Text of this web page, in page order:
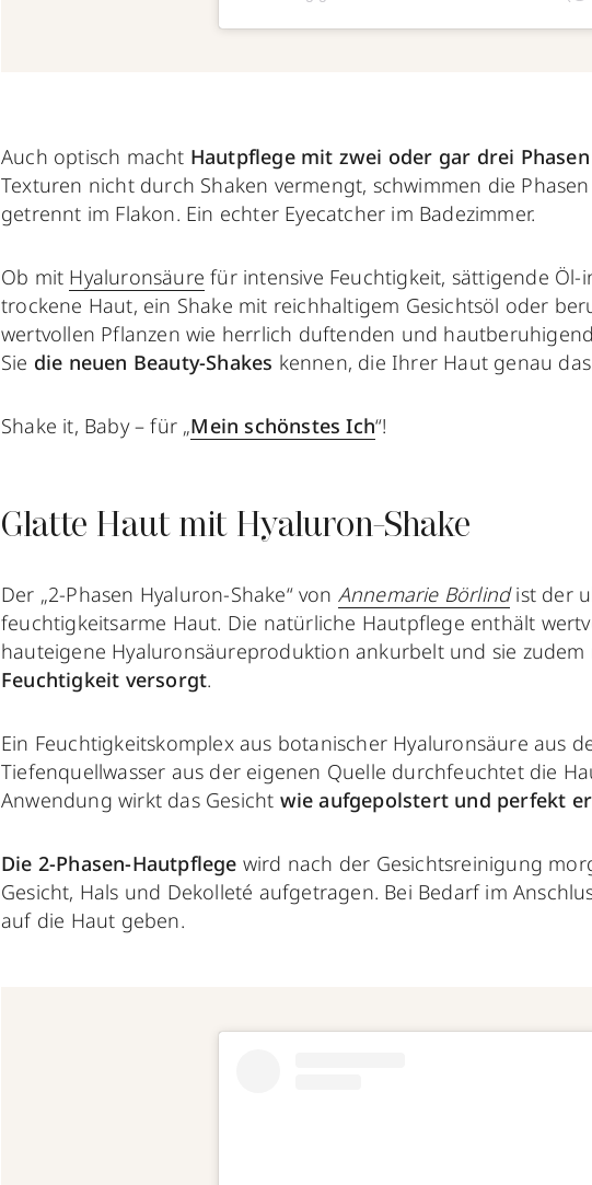
Auch optisch macht Hautpflege mit zwei oder gar drei Phasen
Texturen nicht durch Shaken vermengt, schwimmen die
getrennt im Flakon. Ein echter Eyecatcher im Badezimmer.
Ob mit Hyaluronsäure für intensive Feuchtigkeit, sättigende Öl-
trockene Haut, ein Shake mit reichhaltigem Gesichtsöl oder
wertvollen Pflanzen wie herrlich duftenden und
Sie die neuen Beauty-Shakes kennen, die Ihrer Haut genau
Shake it, Baby – für „Mein schönstes Ich“!
Glatte Haut mit Hyaluron-Shake
Der „2-Phasen Hyaluron-Shake“ von Annemarie Börlindist der
feuchtigkeitsarme Haut. Die natürliche Hautpflege enthält
hauteigene Hyaluronsäureproduktion ankurbelt und sie zudem
Feuchtigkeit versorgt.
Ein Feuchtigkeitskomplex aus botanischer Hyaluronsäure aus
Tiefenquellwasser aus der eigenen Quelle durchfeuchtet die
Anwendung wirkt das Gesicht wie aufgepolstert und perfekt
Die 2-Phasen-Hautpflege wird nach der Gesichtsreinigung
Gesicht, Hals und Dekolleté aufgetragen. Bei Bedarf im
auf die Haut geben.